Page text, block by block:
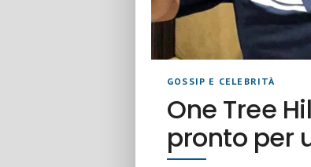
GOSSIP E CELEBRITÀ
One Tree
pronto per